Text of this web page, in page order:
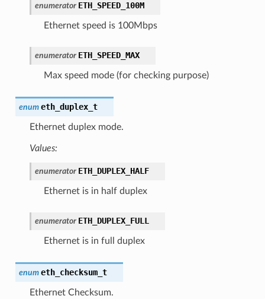
enumerator ETH_SPEED_100M
Ethernet speed is 100Mbps
enumerator ETH_SPEED_MAX
Max speed mode (for checking purpose)
enum eth_duplex_t
Ethernet duplex mode.
Values:
enumerator ETH_DUPLEX_HALF
Ethernet is in half duplex
enumerator ETH_DUPLEX_FULL
Ethernet is in full duplex
enum eth_checksum_t
Ethernet Checksum.